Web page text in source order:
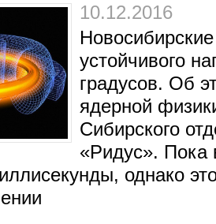
10.12.2016
устойчивого
градусов. Об
ядерной
Сибирского
«Ридус». Пока
однако